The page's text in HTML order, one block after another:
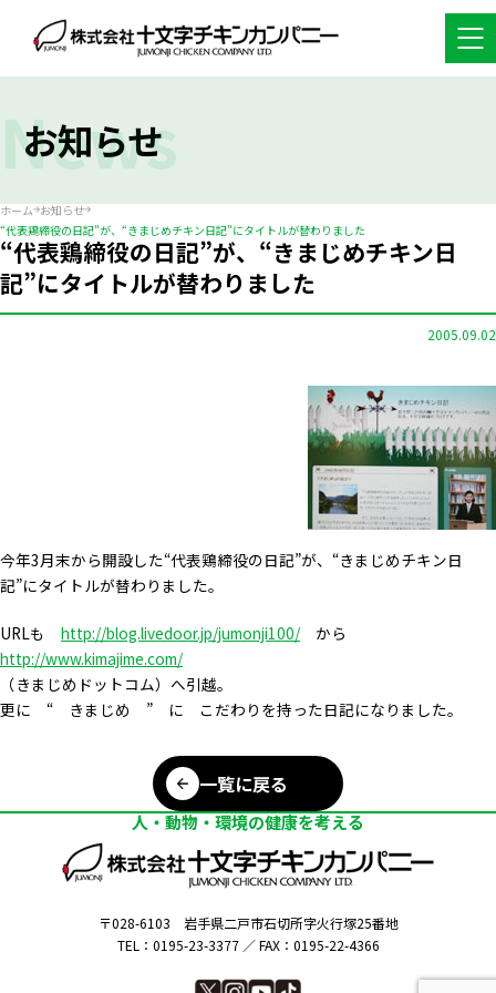
お知らせ
News
ホーム お知らせ
“代表鶏締役の日記”が、“きまじめチキン日記”にタイトルが替わりました
“代表鶏締役の日記”が、“きまじめチキン日
記”にタイトルが替わりました
2005.09.02
今年3月末から開設した“代表鶏締役の日記”が、“きまじめチキン日
記”にタイトルが替わりました。
URLも http://blog.livedoor.jp/jumonji100/ から
http://www.kimajime.com/
（きまじめドットコム）へ引越。
更に “ きまじめ ” に こだわりを持った日記になりました。
一覧に戻る
人・動物・環境の健康を考える
〒028-6103 岩手県二戸市石切所字火行塚25番地
TEL：0195-23-3377 ／FAX：0195-22-4366